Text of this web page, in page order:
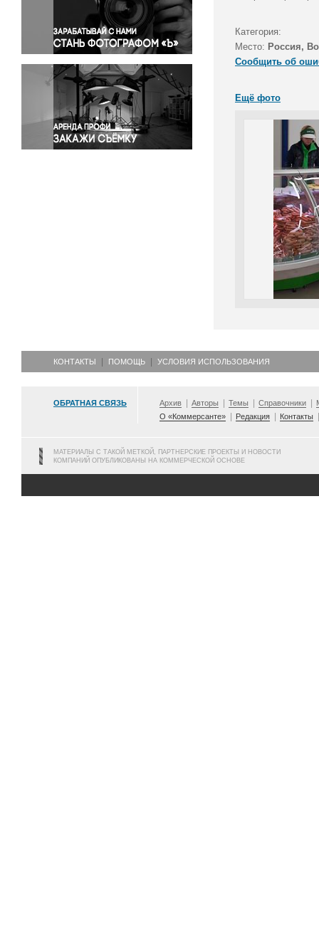
Правосудие
Происшествия и конфликты
Религия
Светская жизнь
Спорт
Экология
Экономика и бизнес
Категория:
Место: Россия,
Сообщить об
Ещё фото
КОНТАКТЫ ПОМОЩЬ УСЛОВИЯ ИСПОЛЬЗОВАНИЯ
ОБРАТНАЯ СВЯЗЬ Архив Авторы Темы Справочники
О «Коммерсанте»
Редакция Контакты
МАТЕРИАЛЫ С ТАКОЙ МЕТКОЙ, ПАРТНЕРСКИЕ ПРОЕКТЫ И НОВОСТИ
КОМПАНИЙ ОПУБЛИКОВАНЫ НА КОММЕРЧЕСКОЙ ОСНОВЕ